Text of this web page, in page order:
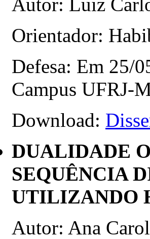
Orientador:
Defesa: Em 25/
Campus UFRJ-
Download:
DUALIDADE
SEQUÊNCIA
UTILIZANDO
Autor: Ana